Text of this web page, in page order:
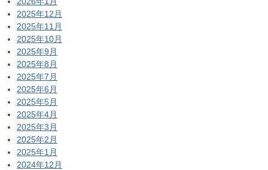
2025年12月
2025年11月
2025年10月
2025年9月
2025年8月
2025年7月
2025年6月
2025年5月
2025年4月
2025年3月
2025年2月
2025年1月
2024年12月